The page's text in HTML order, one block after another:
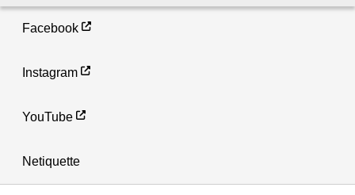
Facebook
Instagram
YouTube
Netiquette